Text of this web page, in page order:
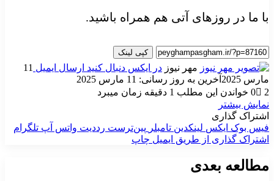
با ما در روزهای آتی هم همراه باشید.
کپی لینک
مهر نیوز در ایکس دنبال کنید ارسال ایمیل 11
مارس 2025
آخرین به روز رسانی: 11 مارس 2025
0
2
خواندن این مطلب 1 دقیقه زمان میبرد
نمایش بیشتر
اشتراک گذاری
فیس بوک ایکس لینکدین ‫تامبلر ‫پین‌ترست ‫رددیت واتس آپ تلگرام
اشتراک گذاری از طریق ایمیل چاپ
مطالعه بعدی